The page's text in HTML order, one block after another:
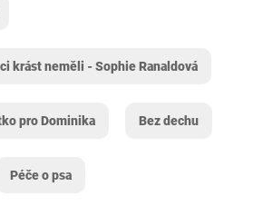
krást neměli - Sophie Ranaldová
pro Dominika Bez dechu
Péče o psa